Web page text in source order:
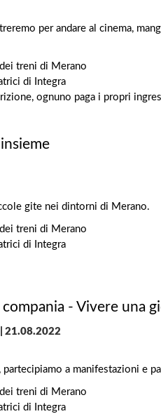
per andare al cinema,
treni di Merano
di Integra
ognuno paga i propri
gite nei dintorni di Merano.
treni di Merano
di Integra
- Vivere una
21.08.2022
partecipiamo a manifestazioni e
treni di Merano
di Integra